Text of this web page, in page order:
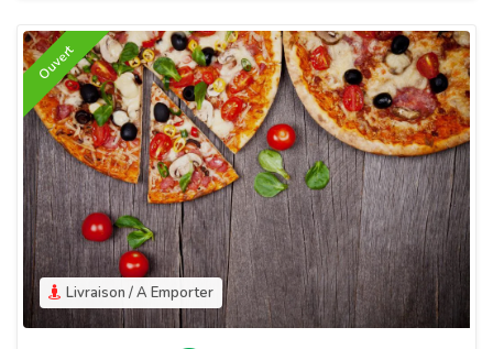
Livraison / A Emporter
Ouvert